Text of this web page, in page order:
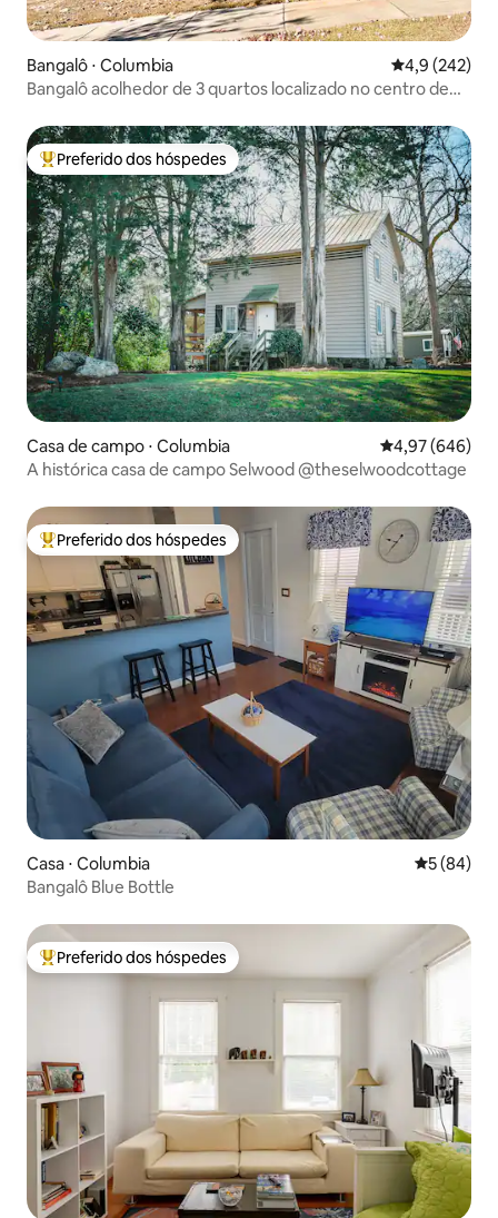
Bangalô ⋅ Columbia 4,9 de uma
4,9 (242)
Bangalô acolhedor de 3 quartos localizado no centro de
Entre os melhores preferidos dos hóspedes
Preferido dos hóspedes
Casa de campo ⋅ Columbia 4,97 de uma
4,97 (646)
A histórica casa de campo Selwood @theselwoodcottage
Entre os melhores preferidos dos hóspedes
Preferido dos hóspedes
Casa ⋅ Columbia 5 de uma
5 (84)
Bangalô Blue Bottle
Entre os melhores preferidos dos hóspedes
Preferido dos hóspedes